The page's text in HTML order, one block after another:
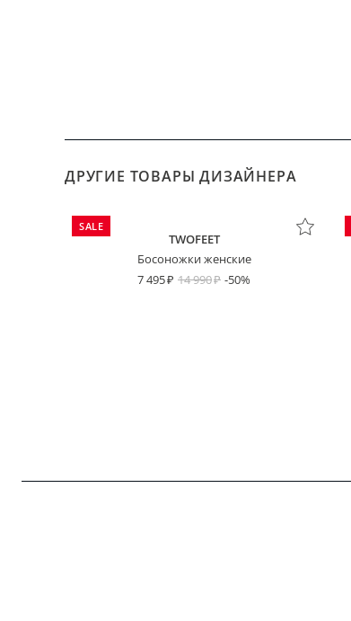
ДРУГИЕ ТОВАРЫ ДИЗАЙНЕРА
SALE
TWOFEET
Босоножки женские
7 495
14 990 -50%